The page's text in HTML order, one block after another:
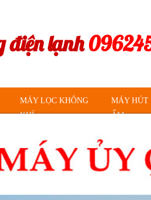
điện lạnh
MÁY LỌC KHÔNG
KHÍ
MÁY HÚT
ẨM